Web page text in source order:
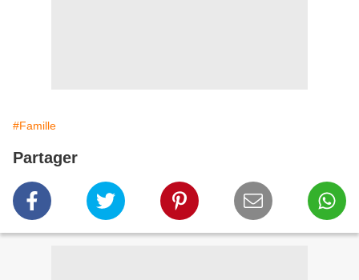
#Famille
Partager